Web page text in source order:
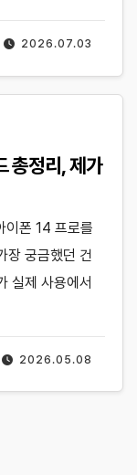
2026.07.03
총정리, 제가
2026.05.08
이폰 14 프로를
장 궁금했던 건
실제 사용에서